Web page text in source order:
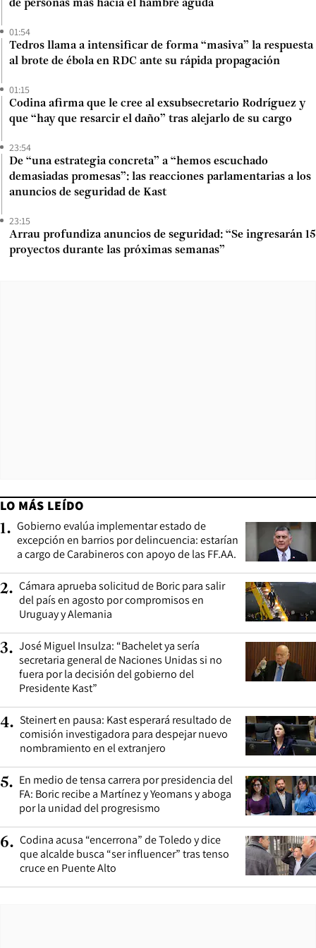
de personas más hacia el hambre aguda
01:54
Tedros llama a intensificar de forma “masiva” la respuesta
al brote de ébola en RDC ante su rápida propagación
01:15
Codina afirma que le cree al exsubsecretario Rodríguez y
que “hay que resarcir el daño” tras alejarlo de su cargo
23:54
De “una estrategia concreta” a “hemos escuchado
demasiadas promesas”: las reacciones parlamentarias a los
anuncios de seguridad de Kast
23:15
Arrau profundiza anuncios de seguridad: “Se ingresarán 15
proyectos durante las próximas semanas”
LO MÁS LEÍDO
1. Gobierno evalúa implementar estado de
excepción en barrios por delincuencia: estarían
a cargo de Carabineros con apoyo de las FF.AA.
2. Cámara aprueba solicitud de Boric para salir
del país en agosto por compromisos en
Uruguay y Alemania
3. José Miguel Insulza: “Bachelet ya sería
secretaria general de Naciones Unidas si no
fuera por la decisión del gobierno del
Presidente Kast”
4. Steinert en pausa: Kast esperará resultado de
comisión investigadora para despejar nuevo
nombramiento en el extranjero
5. En medio de tensa carrera por presidencia del
FA: Boric recibe a Martínez y Yeomans y aboga
por la unidad del progresismo
6. Codina acusa “encerrona” de Toledo y dice
que alcalde busca “ser influencer” tras tenso
cruce en Puente Alto